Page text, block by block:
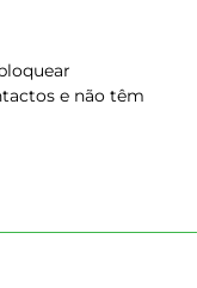
e não têm